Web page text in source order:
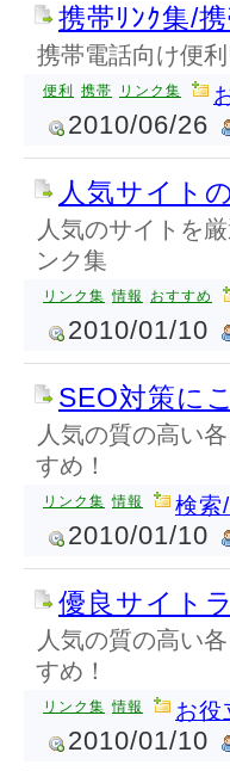
携帯ﾘﾝｸ集/
携帯電話向け便利
便利 携帯 リンク集
2010/06/26
人気サイト
人気のサイトを
ンク集
リンク集 情報 おすすめ
2010/01/10
SEO対策に
人気の質の高い
すめ！
リンク集 情報 検索
2010/01/10
優良サイト
人気の質の高い
すめ！
リンク集 情報 お役
2010/01/10